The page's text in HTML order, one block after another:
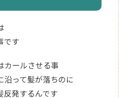
です
カールさせる事
沿って髪が落ちのに
反発するんです